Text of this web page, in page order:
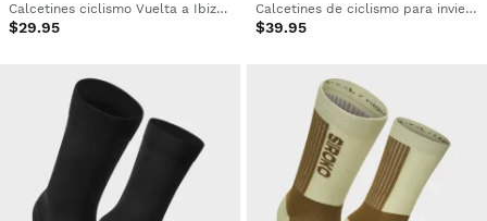
Calcetines ciclismo Vuelta a Ibiza MTB x Siroko
$29.95
Calcetines de ciclismo para invierno
$39.95